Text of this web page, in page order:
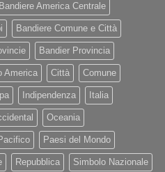
Bandiere America Centrale
Bandiere Comune e Città
Bandier Provincia
America Città Comune
Indipendenza Italia
Oceania
Paesi del Mondo
Repubblica Simbolo Nazionale